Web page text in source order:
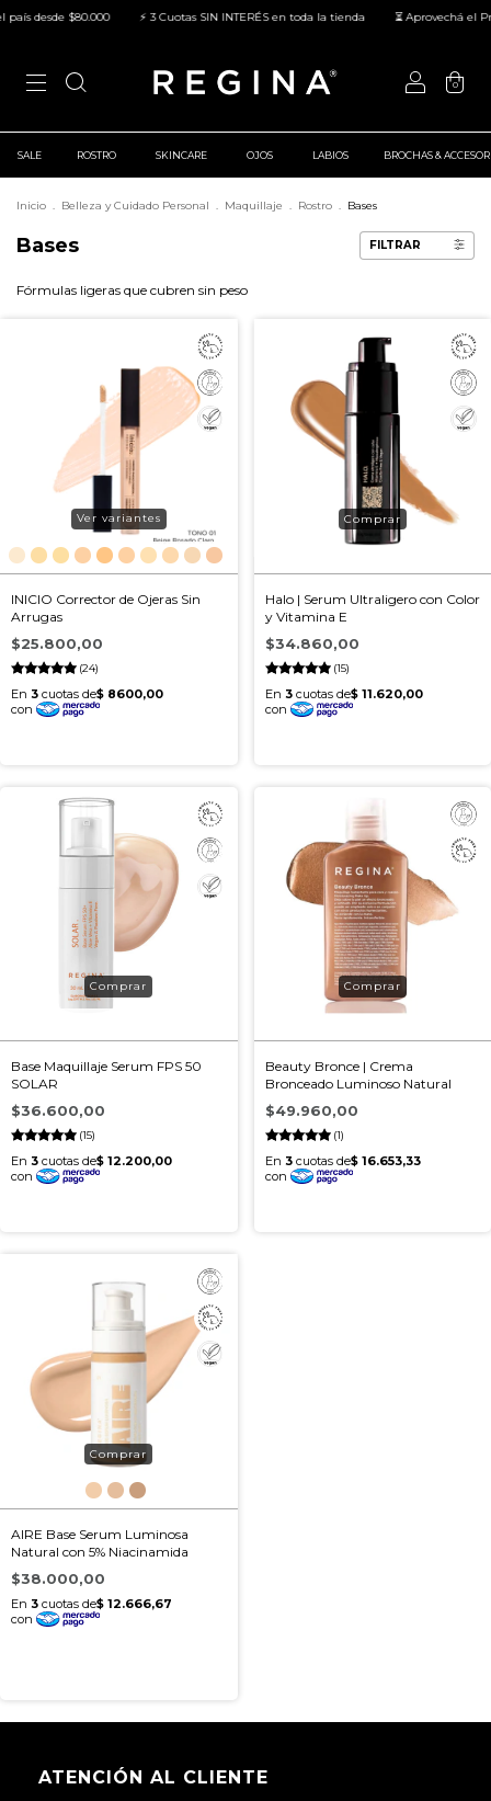
desde $80.000 ⚡ 3 Cuotas SIN INTERÉS en toda la tienda ⏳ Aprovechá el
0
SALE ROSTRO SKINCARE OJOS LABIOS BROCHAS &
Inicio . Belleza y Cuidado Personal . Maquillaje . Rostro . Bases
Bases FILTRAR
Fórmulas ligeras que cubren sin peso
INICIO Corrector de Ojeras Sin
Arrugas
(24)
$25.800,00
Ver variantes
Halo | Serum Ultraligero con Color
y Vitamina E
(15)
$34.860,00
Base Maquillaje Serum FPS 50
SOLAR
(15)
$36.600,00
Beauty Bronce | Crema
Bronceado Luminoso Natural
(1)
$49.960,00
AIRE Base Serum Luminosa
Natural con 5% Niacinamida
$38.000,00
ATENCIÓN AL CLIENTE